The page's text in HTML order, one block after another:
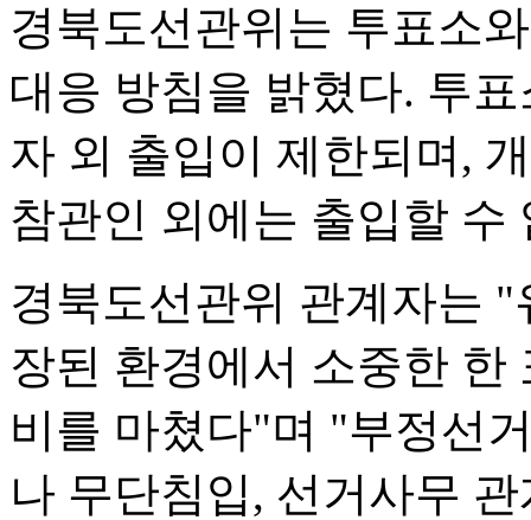
경북도선관위는 투표소
대응 방침을 밝혔다. 투
자 외 출입이 제한되며,
참관인 외에는 출입할 수
경북도선관위 관계자는
장된 환경에서 소중한 한
비를 마쳤다"며 "부정선
나 무단침입, 선거사무